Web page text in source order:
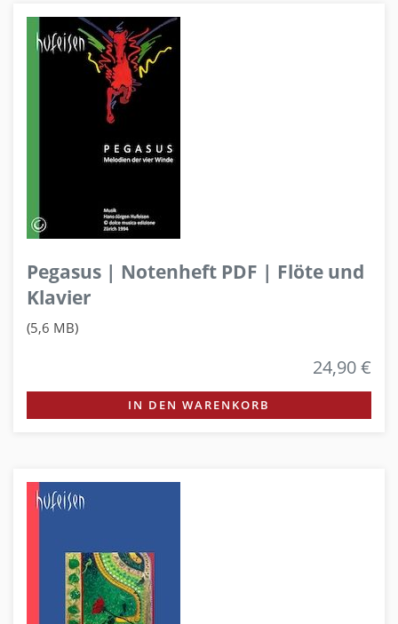
Pegasus | Notenheft PDF | Flöte und
Klavier
(5,6 MB)
24,90 €
IN DEN WARENKORB